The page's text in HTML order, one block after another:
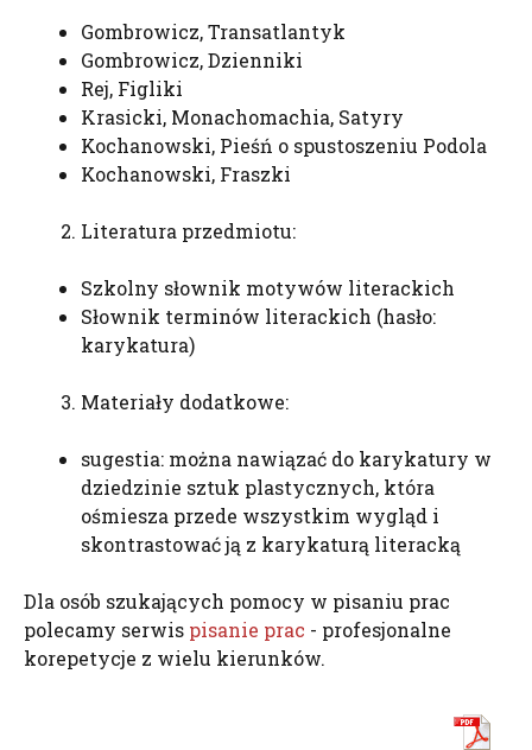
Gombrowicz, Transatlantyk
Gombrowicz, Dzienniki
Rej, Figliki
Krasicki, Monachomachia, Satyry
Kochanowski, Pieśń o spustoszeniu Podola
Kochanowski, Fraszki
Literatura przedmiotu:
Szkolny słownik motywów literackich
Słownik terminów literackich (hasło:
karykatura)
Materiały dodatkowe:
sugestia: można nawiązać do karykatury w
dziedzinie sztuk plastycznych, która
ośmiesza przede wszystkim wygląd i
skontrastować ją z karykaturą literacką
Dla osób szukających pomocy w pisaniu prac
polecamy serwis pisanie prac - profesjonalne
korepetycje z wielu kierunków.